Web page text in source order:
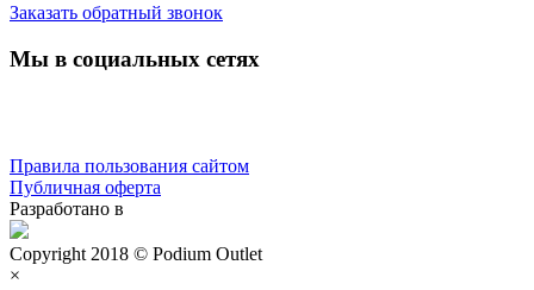
Заказать обратный звонок
Мы в социальных сетях
Правила пользования сайтом
Публичная оферта
Разработано в
Copyright 2018 © Podium Outlet
×